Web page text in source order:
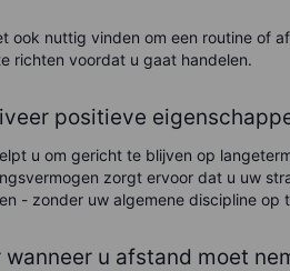
ook nuttig vinden om een routine of
richten voordat u gaat handelen.
positieve
u om gericht te blijven op
zorgt ervoor dat u uw
- zonder uw algemene discipline op
wanneer u afstand moet